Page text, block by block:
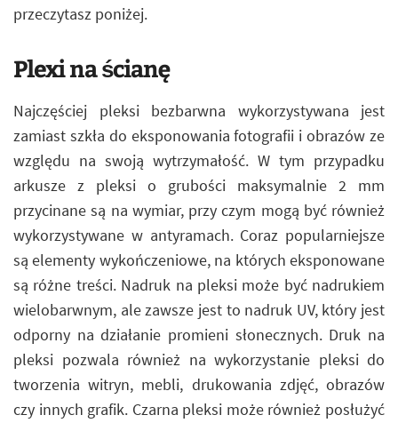
przeczytasz poniżej.
Plexi na ścianę
Najczęściej pleksi bezbarwna wykorzystywana jest
zamiast szkła do eksponowania fotografii i obrazów ze
względu na swoją wytrzymałość. W tym przypadku
arkusze z pleksi o grubości maksymalnie 2 mm
przycinane są na wymiar, przy czym mogą być również
wykorzystywane w antyramach. Coraz popularniejsze
są elementy wykończeniowe, na których eksponowane
są różne treści. Nadruk na pleksi może być nadrukiem
wielobarwnym, ale zawsze jest to nadruk UV, który jest
odporny na działanie promieni słonecznych. Druk na
pleksi pozwala również na wykorzystanie pleksi do
tworzenia witryn, mebli, drukowania zdjęć, obrazów
czy innych grafik. Czarna pleksi może również posłużyć